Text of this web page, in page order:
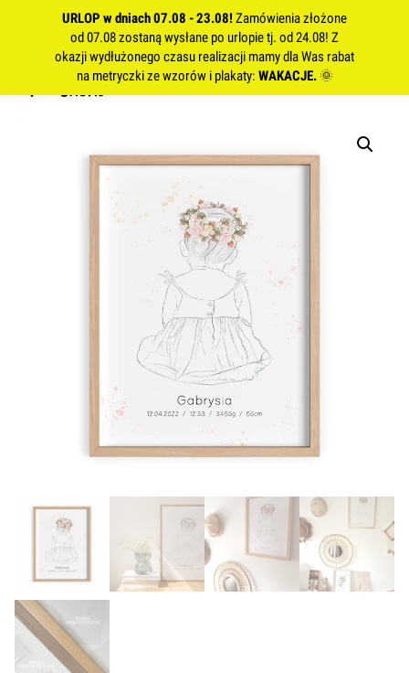
URLOP w dniach 07.08 - 23.08! Zamówienia złożone
od 07.08 zostaną wysłane po urlopie tj. od 24.08! Z
okazji wydłużonego czasu realizacji mamy dla Was rabat
na metryczki ze wzorów i plakaty: WAKACJE.🌞